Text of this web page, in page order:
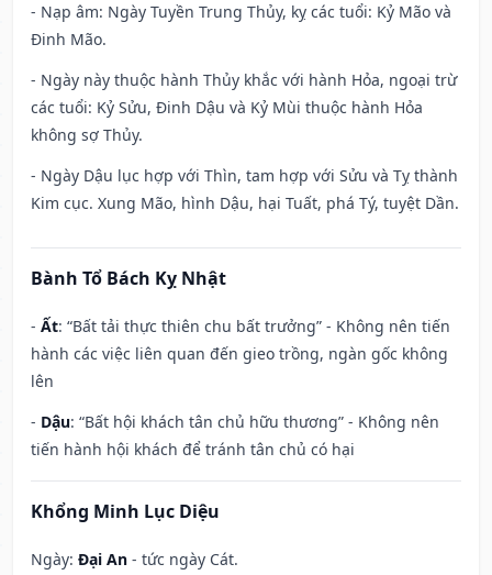
- Nạp âm: Ngày Tuyền Trung Thủy, kỵ các tuổi: Kỷ Mão và
Đinh Mão.
- Ngày này thuộc hành Thủy khắc với hành Hỏa, ngoại trừ
các tuổi: Kỷ Sửu, Đinh Dậu và Kỷ Mùi thuộc hành Hỏa
không sợ Thủy.
- Ngày Dậu lục hợp với Thìn, tam hợp với Sửu và Tỵ thành
Kim cục. Xung Mão, hình Dậu, hại Tuất, phá Tý, tuyệt Dần.
Bành Tổ Bách Kỵ Nhật
- Ất: “Bất tải thực thiên chu bất trưởng” - Không nên tiến
hành các việc liên quan đến gieo trồng, ngàn gốc không
lên
- Dậu: “Bất hội khách tân chủ hữu thương” - Không nên
tiến hành hội khách để tránh tân chủ có hại
Khổng Minh Lục Diệu
Ngày: Đại An - tức ngày Cát.